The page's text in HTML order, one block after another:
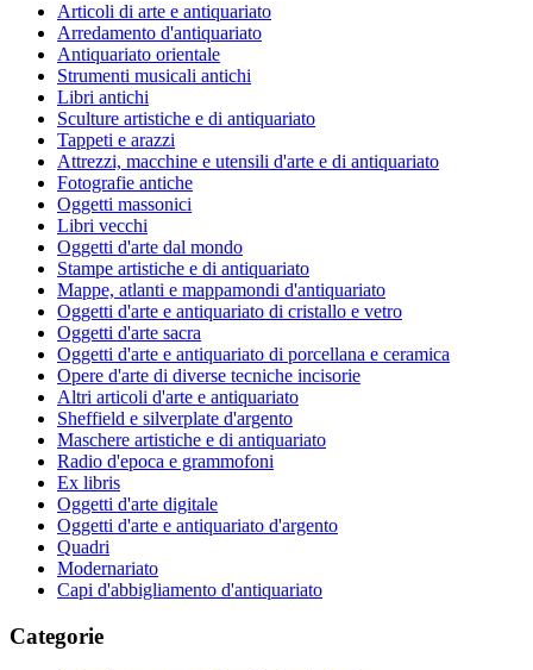
Articoli di arte e antiquariato
Arredamento d'antiquariato
Antiquariato orientale
Strumenti musicali antichi
Libri antichi
Sculture artistiche e di antiquariato
Tappeti e arazzi
Attrezzi, macchine e utensili d'arte e di antiquariato
Fotografie antiche
Oggetti massonici
Libri vecchi
Oggetti d'arte dal mondo
Stampe artistiche e di antiquariato
Mappe, atlanti e mappamondi d'antiquariato
Oggetti d'arte e antiquariato di cristallo e vetro
Oggetti d'arte sacra
Oggetti d'arte e antiquariato di porcellana e ceramica
Opere d'arte di diverse tecniche incisorie
Altri articoli d'arte e antiquariato
Sheffield e silverplate d'argento
Maschere artistiche e di antiquariato
Radio d'epoca e grammofoni
Ex libris
Oggetti d'arte digitale
Oggetti d'arte e antiquariato d'argento
Quadri
Modernariato
Capi d'abbigliamento d'antiquariato
Categorie